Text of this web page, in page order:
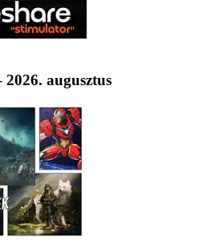
2026. augusztus